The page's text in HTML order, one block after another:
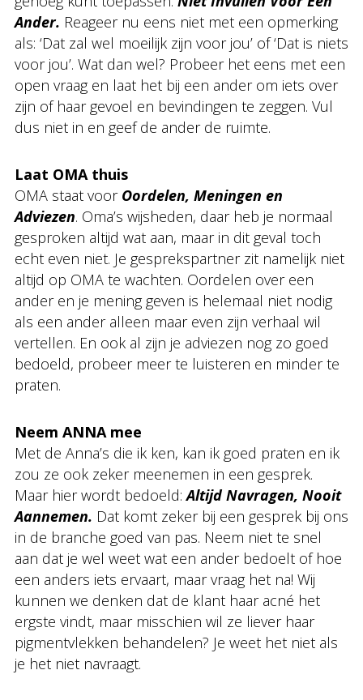
Ander. Reageer nu eens niet met een opmerking
als: ‘Dat zal wel moeilijk zijn voor jou’ of ‘Dat is niets
voor jou’. Wat dan wel? Probeer het eens met een
open vraag en laat het bij een ander om iets over
zijn of haar gevoel en bevindingen te zeggen. Vul
dus niet in en geef de ander de ruimte.
Laat OMA thuis
OMA staat voor Oordelen, Meningen en
Adviezen. Oma’s wijsheden, daar heb je normaal
gesproken altijd wat aan, maar in dit geval toch
echt even niet. Je gesprekspartner zit namelijk niet
altijd op OMA te wachten. Oordelen over een
ander en je mening geven is helemaal niet nodig
als een ander alleen maar even zijn verhaal wil
vertellen. En ook al zijn je adviezen nog zo goed
bedoeld, probeer meer te luisteren en minder te
praten.
Neem ANNA mee
Met de Anna’s die ik ken, kan ik goed praten en ik
zou ze ook zeker meenemen in een gesprek.
Maar hier wordt bedoeld:Altijd Navragen, Nooit
Aannemen. Dat komt zeker bij een gesprek bij ons
in de branche goed van pas. Neem niet te snel
aan dat je wel weet wat een ander bedoelt of hoe
een anders iets ervaart, maar vraag het na! Wij
kunnen we denken dat de klant haar acné het
ergste vindt, maar misschien wil ze liever haar
pigmentvlekken behandelen? Je weet het niet als
je het niet navraagt.